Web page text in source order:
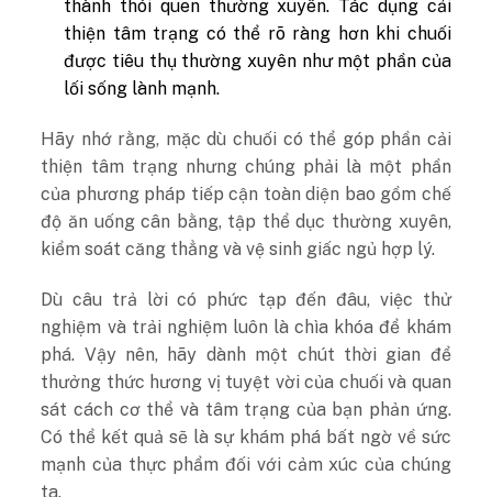
thành thói quen thường xuyên. Tác dụng cải
thiện tâm trạng có thể rõ ràng hơn khi chuối
được tiêu thụ thường xuyên như một phần của
lối sống lành mạnh.
Hãy nhớ rằng, mặc dù chuối có thể góp phần cải
thiện tâm trạng nhưng chúng phải là một phần
của phương pháp tiếp cận toàn diện bao gồm chế
độ ăn uống cân bằng, tập thể dục thường xuyên,
kiểm soát căng thẳng và vệ sinh giấc ngủ hợp lý.
Dù câu trả lời có phức tạp đến đâu, việc thử
nghiệm và trải nghiệm luôn là chìa khóa để khám
phá. Vậy nên, hãy dành một chút thời gian để
thưởng thức hương vị tuyệt vời của chuối và quan
sát cách cơ thể và tâm trạng của bạn phản ứng.
Có thể kết quả sẽ là sự khám phá bất ngờ về sức
mạnh của thực phẩm đối với cảm xúc của chúng
ta.